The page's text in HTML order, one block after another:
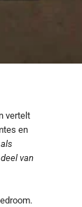
vertelt
en
van